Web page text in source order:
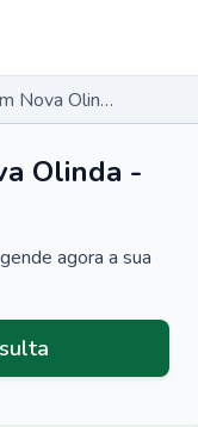
Clínico Geral em Nova Olinda - CE
Olinda -
agora a sua